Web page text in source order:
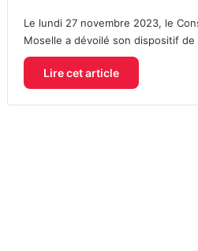
Le lundi 27 novembre 2023, le
Moselle a dévoilé son dispositif
Lire cet article